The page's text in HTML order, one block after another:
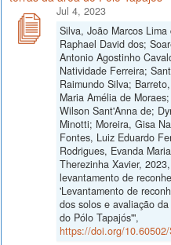
Jul 4, 2023
Silva, João Marcos
Raphael David dos;
Antonio Agostinho
Natividade Ferreira;
Raimundo Silva;
Maria Amélia de
Wilson Sant'Anna de;
Minotti; Moreira, Gisa
Fontes, Luiz Eduardo
Rodrigues, Evanda
Therezinha Xavier,
levantamento de
'Levantamento de
dos solos e avaliação
do Pólo Tapajós'",
https://doi.org/